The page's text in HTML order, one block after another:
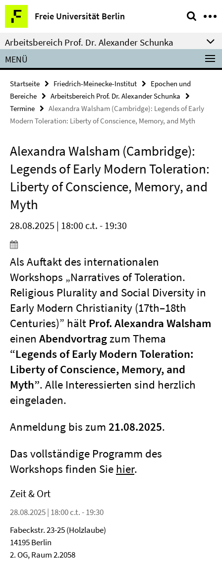
Springe
direkt
zu
Inhalt
Freie Universität Berlin
Service-
Navigation
Arbeitsbereich Prof. Dr. Alexander Schunka
MENÜ
Startseite Friedrich-Meinecke-Institut
Epochen und
Bereiche
Arbeitsbereich Prof. Dr. Alexander Schunka
Termine
Alexandra Walsham (Cambridge): Legends of Early
Modern Toleration: Liberty of Conscience, Memory, and Myth
Alexandra Walsham (Cambridge):
Legends of Early Modern Toleration:
Liberty of Conscience, Memory, and
Myth
28.08.2025 | 18:00 c.t. - 19:30
Als Auftakt des internationalen
Workshops „Narratives of Toleration.
Religious Plurality and Social Diversity in
Early Modern Christianity (17th–18th
Centuries)” hält Prof. Alexandra Walsham
einen Abendvortragzum Thema
“Legends of Early Modern Toleration:
Liberty of Conscience, Memory, and
Myth”. Alle Interessierten sind herzlich
eingeladen.
Anmeldung bis zum 21.08.2025.
Das vollständige Programm des
Workshops finden Sie hier.
Zeit & Ort
28.08.2025 | 18:00 c.t. - 19:30
Fabeckstr. 23-25 (Holzlaube)
14195 Berlin
2. OG, Raum 2.2058